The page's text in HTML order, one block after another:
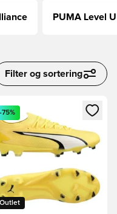
PUMA Level
Filter og sortering
registrere deg som
en Modal for å logge
Outlet
-75%